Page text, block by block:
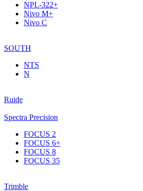
NPL-322+
Nivo M+
Nivo C
SOUTH
NTS
N
Ruide
Spectra Precision
FOCUS 2
FOCUS 6+
FOCUS 8
FOCUS 35
Trimble